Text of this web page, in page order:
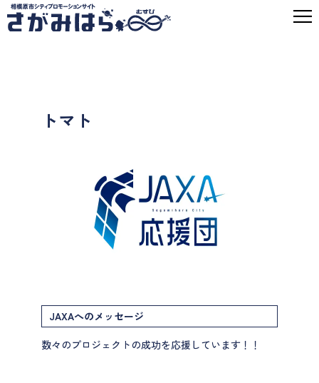
トマト
JAXAへのメッセージ
数々のプロジェクトの成功を応援しています！！